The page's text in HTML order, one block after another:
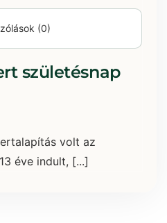
(0)
születésnap
volt az
éve indult, [...]